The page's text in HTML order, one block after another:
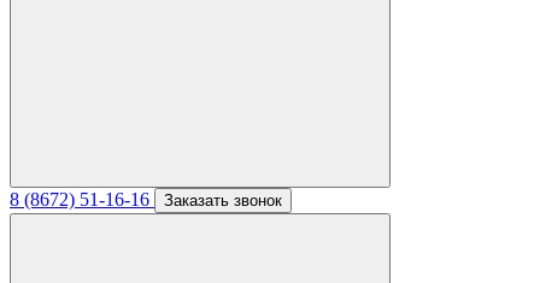
8 (8672) 51-16-16 Заказать звонок